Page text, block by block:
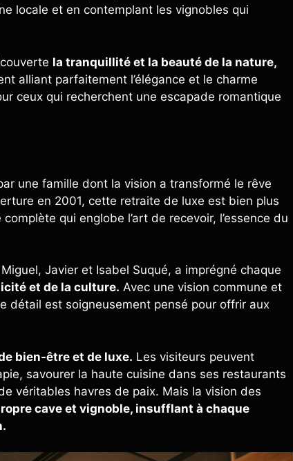
locale et en contemplant les vignobles qui
la tranquillité et la beauté de la nature,
alliant parfaitement l’élégance et le charme
ceux qui recherchent une escapade romantique
une famille dont la vision a transformé le rêve
en 2001, cette retraite de luxe est bien plus
qui englobe l’art de recevoir, l’essence du
Javier et Isabel Suqué, a imprégné chaque
et de la culture. Avec une vision commune et
détail est soigneusement pensé pour offrir aux
bien-être et de luxe. Les visiteurs peuvent
savourer la haute cuisine dans ses restaurants
véritables havres de paix. Mais la vision des
cave et vignoble, insufflant à chaque